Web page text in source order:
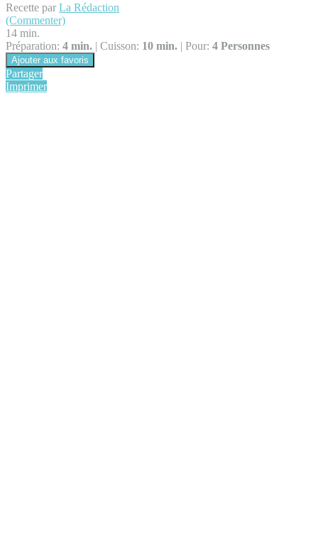
Recette par La Rédaction
(Commenter)
14 min.
Préparation: 4 min. | Cuisson: 10 min. | Pour: 4 Personnes
Ajouter aux favoris
Partager
Imprimer